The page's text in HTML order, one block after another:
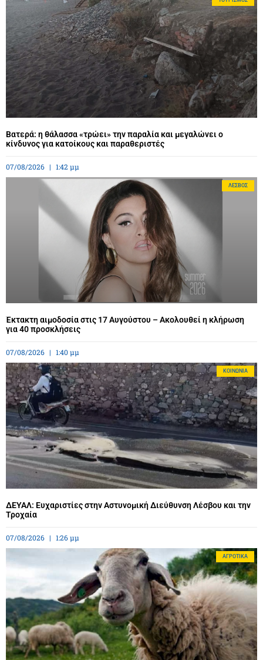
Βατερά: η θάλασσα «τρώει» την παραλία και μεγαλώνει ο
κίνδυνος για κατοίκους και παραθεριστές
07/08/2026 1:42 μμ
ΛΈΣΒΟΣ
Έκτακτη αιμοδοσία στις 17 Αυγούστου – Ακολουθεί η κλήρωση
για 40 προσκλήσεις
07/08/2026 1:40 μμ
ΚΟΙΝΩΝΊΑ
ΔΕΥΑΛ: Ευχαριστίες στην Αστυνομική Διεύθυνση Λέσβου και την
Τροχαία
07/08/2026 1:26 μμ
ΑΓΡΟΤΙΚΆ